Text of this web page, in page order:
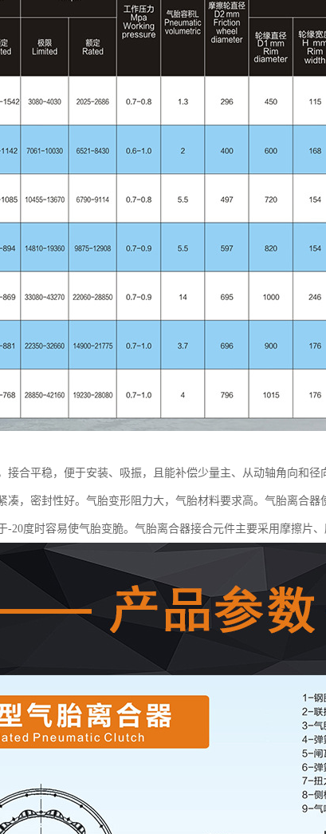
接合平稳，便于安装、吸振，且能补偿少量主、从动轴角向和径
凑，密封性好。气胎变形阻力大，气胎材料要求高。气胎离合器
-20度时容易使气胎变脆。气胎离合器接合元件主要采用摩擦片、